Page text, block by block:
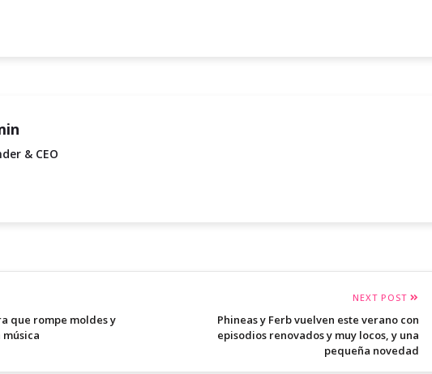
& CEO
que rompe moldes y
música
NEXT POST
Phineas y Ferb vuelven este verano con
episodios renovados y muy locos, y una
pequeña novedad